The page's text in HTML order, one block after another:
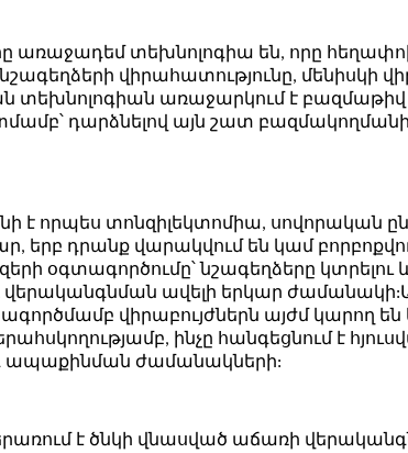
առաջադեմ տեխնոլոգիա են, որը
վիրահատությունը, մենիսկի
առաջարկում է բազմաթիվ
դարձնելով այն շատ
է որպես տոնզիլեկտոմիա, սովորական
երբ դրանք վարակվում են կամ
օգտագործումը՝ նշագեղձերը կտրելու
վերականգնման ավելի երկար
վիրաբույժներն այժմ կարող
ինչը հանգեցնում է
ապաքինման ժամանակների:
է ծնկի վնասված աճառի